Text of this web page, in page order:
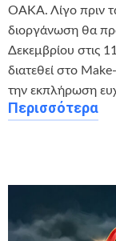
ΟΑΚΑ. Λίγο πριν
διοργάνωση θα
Δεκεμβρίου στις
διατεθεί στο
την εκπλήρωση
Περισσότερα